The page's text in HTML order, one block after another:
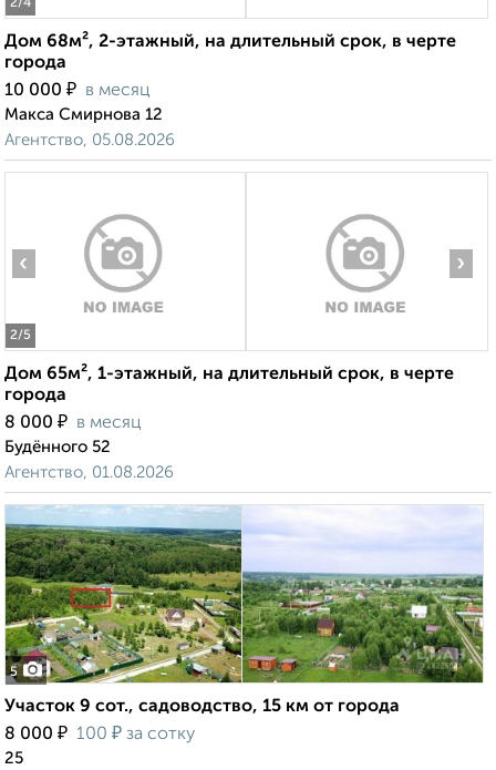
2/4
Дом 68м², 2-этажный, на длительный срок, в черте
города
10 000 ₽ в месяц
Макса Смирнова 12
Агентство, 05.08.2026
2/5
‹ ›
Дом 65м², 1-этажный, на длительный срок, в черте
города
8 000 ₽ в месяц
Будённого 52
Агентство, 01.08.2026
5
Участок 9 сот., садоводство, 15 км от города
8 000 ₽ 100 ₽ за сотку
25